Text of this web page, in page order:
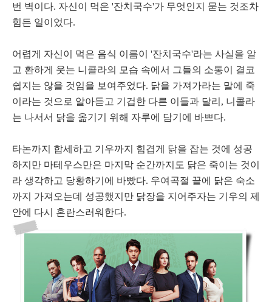
번 벽이다. 자신이 먹은 '잔치국수'가 무엇인지 묻는 것조차
힘든 일이었다.
어렵게 자신이 먹은 음식 이름이 '잔치국수'라는 사실을 알
고 환하게 웃는 니콜라의 모습 속에서 그들의 소통이 결코
쉽지는 않을 것임을 보여주었다. 닭을 가져가라는 말에 죽
이라는 것으로 알아듣고 기겁한 다른 이들과 달리, 니콜라
는 나서서 닭을 옮기기 위해 자루에 담기에 바쁘다.
타논까지 합세하고 기우까지 힘겹게 닭을 잡는 것에 성공
하지만 마테우스만은 마지막 순간까지도 닭은 죽이는 것이
라 생각하고 당황하기에 바빴다. 우여곡절 끝에 닭은 숙소
까지 가져오는데 성공했지만 닭장을 지어주자는 기우의 제
안에 다시 혼란스러워한다.